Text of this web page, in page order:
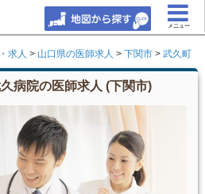
メニュー
求人 > 山口県の医師求人 > 下関市 > 武久町
病院の医師求人 (下関市)